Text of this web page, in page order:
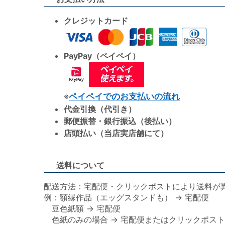
クレジットカード
PayPay（ペイペイ）
※ペイペイでのお支払いの流れ
代金引換（代引き）
郵便振替・銀行振込（後払い）
店頭払い（当店実店舗にて）
送料について
配送方法：宅配便・クリックポストにより送料が
例：額縁作品（エッグスタンドも） → 宅配便
豆色紙額 → 宅配便
色紙のみの場合 → 宅配便またはクリックポスト